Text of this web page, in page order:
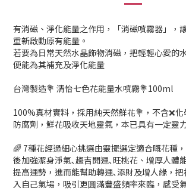
有消磁、淨化能量之作用，「消磁噴霧器」，
重新啟動原有能量。
若要為日常天然水晶飾物消磁，把輕輕心愛的
便能為其補充及淨化能量
台灣製造💐 清怡七色花能量水噴霧💐100ml
100%真材實料，採用純天然鮮花💐，不含❌化
防腐劑，鮮花吸收天地靈氣，本已具有一定靈
🌈 7種花經過細心挑選由靈擺選定適合嘅花種
後加強潔身淨氣､趨吉開運､旺桃花、增厚人體
提高運勢，進而能幫助轉運､添財及增人緣，
入自己氣場，吸引更圓滿豐盛頻率來臨，感受